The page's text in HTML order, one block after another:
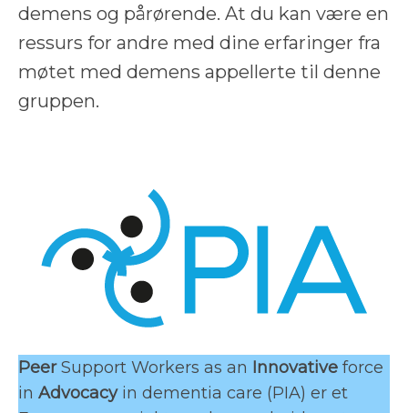
demens og pårørende. At du kan være en
ressurs for andre med dine erfaringer fra
møtet med demens appellerte til denne
gruppen.
PeerSupport Workers as an Innovative force
in Advocacyin dementia care (PIA) er et